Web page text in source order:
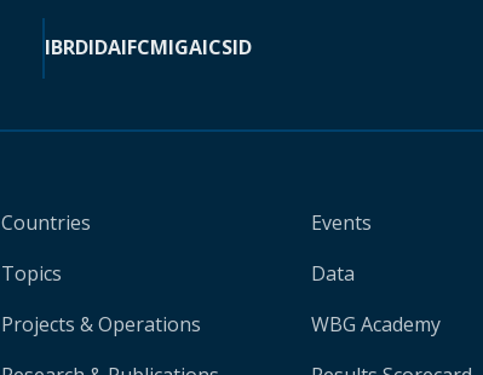
IBRDIDAIFCMIGAICSID
Countries
Topics
Projects & Operations
Events
Data
WBG Academy